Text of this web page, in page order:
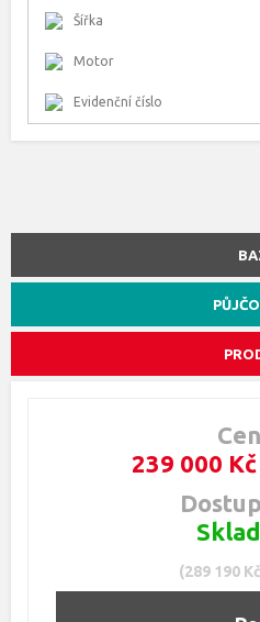
Šířka
Motor
Evidenční číslo
239 000
(289 190